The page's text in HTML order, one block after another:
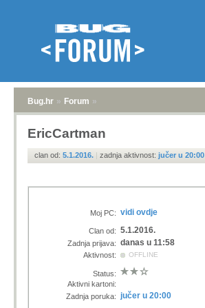
Bug.hr » Forum »
EricCartman
clan od: 5.1.2016. | zadnja aktivnost: jučer u 20:00
Moj PC: vidi ovdje
Clan od: 5.1.2016.
Zadnja prijava: danas u 11:58
Aktivnost: OFFLINE
Status:
Aktivni kartoni:
Zadnja poruka: jučer u 20:00